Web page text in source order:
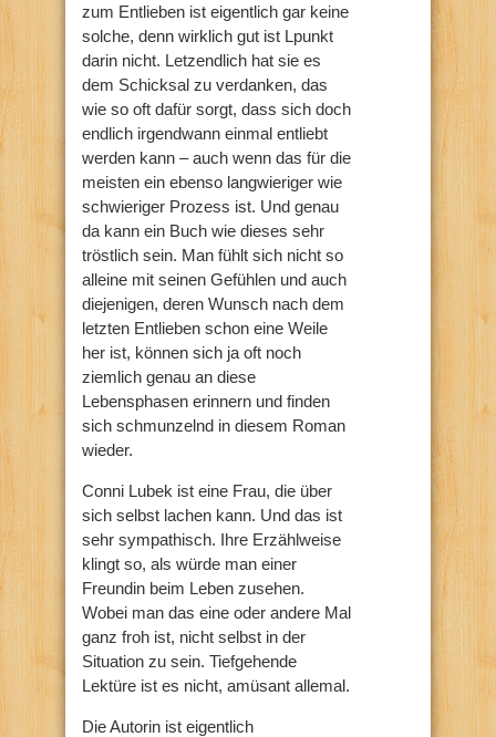
zum Entlieben ist eigentlich gar keine
solche, denn wirklich gut ist Lpunkt
darin nicht. Letzendlich hat sie es
dem Schicksal zu verdanken, das
wie so oft dafür sorgt, dass sich doch
endlich irgendwann einmal entliebt
werden kann – auch wenn das für die
meisten ein ebenso langwieriger wie
schwieriger Prozess ist. Und genau
da kann ein Buch wie dieses sehr
tröstlich sein. Man fühlt sich nicht so
alleine mit seinen Gefühlen und auch
diejenigen, deren Wunsch nach dem
letzten Entlieben schon eine Weile
her ist, können sich ja oft noch
ziemlich genau an diese
Lebensphasen erinnern und finden
sich schmunzelnd in diesem Roman
wieder.
Conni Lubek ist eine Frau, die über
sich selbst lachen kann. Und das ist
sehr sympathisch. Ihre Erzählweise
klingt so, als würde man einer
Freundin beim Leben zusehen.
Wobei man das eine oder andere Mal
ganz froh ist, nicht selbst in der
Situation zu sein. Tiefgehende
Lektüre ist es nicht, amüsant allemal.
Die Autorin ist eigentlich